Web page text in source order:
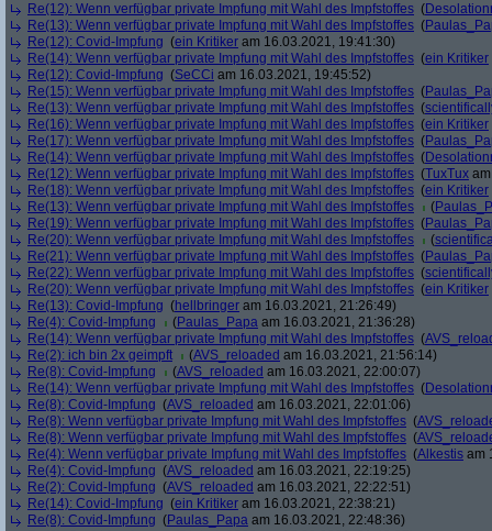
Re(12): Wenn verfügbar private Impfung mit Wahl des Impfstoffes (
Re(13): Wenn verfügbar private Impfung mit Wahl des Impfstoffes (
Re(12): Covid-Impfung (ein Kritiker am 16.03.2021, 19:41:30)
Re(14): Wenn verfügbar private Impfung mit Wahl des Impfstoffes (ein Kritiker
Re(12): Covid-Impfung (SeCCi am 16.03.2021, 19:45:52)
Re(15): Wenn verfügbar private Impfung mit Wahl des Impfstoffes (
Re(13): Wenn verfügbar private Impfung mit Wahl des Impfstoffes (
Re(16): Wenn verfügbar private Impfung mit Wahl des Impfstoffes (ein Kritiker
Re(17): Wenn verfügbar private Impfung mit Wahl des Impfstoffes (
Re(14): Wenn verfügbar private Impfung mit Wahl des Impfstoffes (
Re(12): Wenn verfügbar private Impfung mit Wahl des Impfstoffes (TuxTux
Re(18): Wenn verfügbar private Impfung mit Wahl des Impfstoffes (ein Kritiker
Re(13): Wenn verfügbar private Impfung mit Wahl des Impfstoffes
(
Re(19): Wenn verfügbar private Impfung mit Wahl des Impfstoffes (
Re(20): Wenn verfügbar private Impfung mit Wahl des Impfstoffes
(
Re(21): Wenn verfügbar private Impfung mit Wahl des Impfstoffes (
Re(22): Wenn verfügbar private Impfung mit Wahl des Impfstoffes (
Re(20): Wenn verfügbar private Impfung mit Wahl des Impfstoffes (ein Kritiker
Re(13): Covid-Impfung (hellbringer am 16.03.2021, 21:26:49)
Re(4): Covid-Impfung
(Paulas_Papa am 16.03.2021, 21:36:28)
Re(14): Wenn verfügbar private Impfung mit Wahl des Impfstoffes (
Re(2): ich bin 2x geimpft
(AVS_reloaded am 16.03.2021, 21:56:14)
Re(8): Covid-Impfung
(AVS_reloaded am 16.03.2021, 22:00:07)
Re(14): Wenn verfügbar private Impfung mit Wahl des Impfstoffes (
Re(8): Covid-Impfung (AVS_reloaded am 16.03.2021, 22:01:06)
Re(8): Wenn verfügbar private Impfung mit Wahl des Impfstoffes (
Re(8): Wenn verfügbar private Impfung mit Wahl des Impfstoffes (
Re(4): Wenn verfügbar private Impfung mit Wahl des Impfstoffes (Alkestis am
Re(4): Covid-Impfung (AVS_reloaded am 16.03.2021, 22:19:25)
Re(2): Covid-Impfung (AVS_reloaded am 16.03.2021, 22:22:51)
Re(14): Covid-Impfung (ein Kritiker am 16.03.2021, 22:38:21)
Re(8): Covid-Impfung (Paulas_Papa am 16.03.2021, 22:48:36)